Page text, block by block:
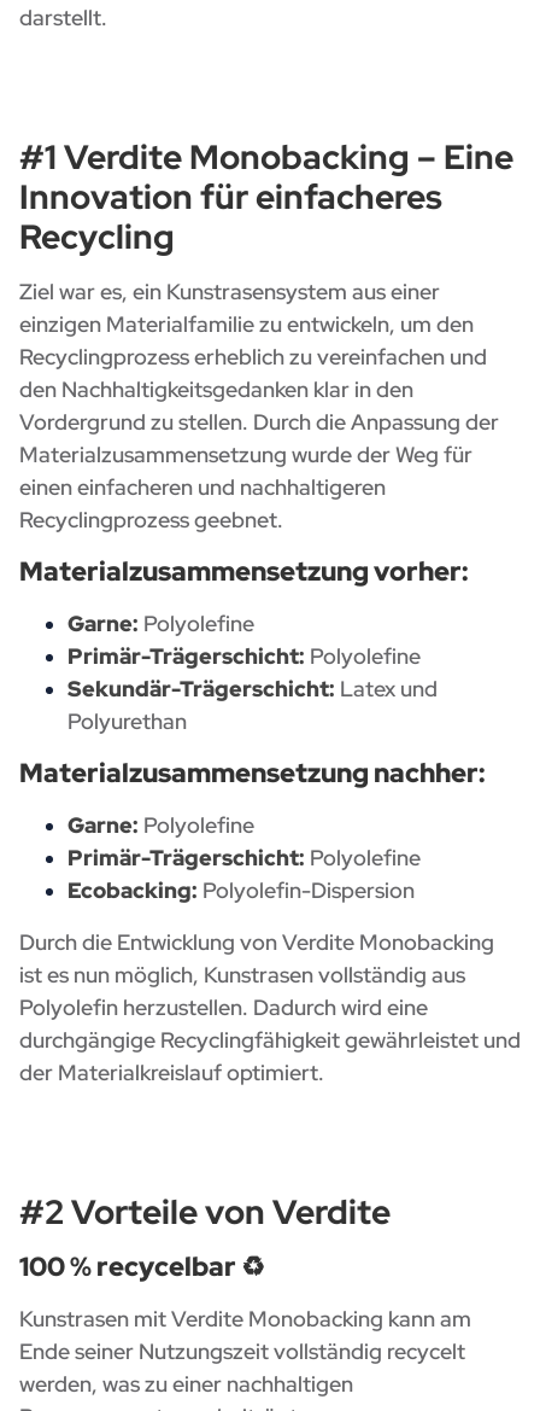
darstellt.
#1 Verdite Monobacking – Eine
Innovation für einfacheres
Recycling
Ziel war es, ein Kunstrasensystem aus einer
einzigen Materialfamilie zu entwickeln, um den
Recyclingprozess erheblich zu vereinfachen und
den Nachhaltigkeitsgedanken klar in den
Vordergrund zu stellen. Durch die Anpassung der
Materialzusammensetzung wurde der Weg für
einen einfacheren und nachhaltigeren
Recyclingprozess geebnet.
Materialzusammensetzung vorher:
Garne: Polyolefine
Primär-Trägerschicht: Polyolefine
Sekundär-Trägerschicht: Latex und
Polyurethan
Materialzusammensetzung nachher:
Garne: Polyolefine
Primär-Trägerschicht: Polyolefine
Ecobacking: Polyolefin-Dispersion
Durch die Entwicklung von Verdite Monobacking
ist es nun möglich, Kunstrasen vollständig aus
Polyolefin herzustellen. Dadurch wird eine
durchgängige Recyclingfähigkeit gewährleistet und
der Materialkreislauf optimiert.
#2 Vorteile von Verdite
100 % recycelbar ♻️
Kunstrasen mit Verdite Monobacking kann am
Ende seiner Nutzungszeit vollständig recycelt
werden, was zu einer nachhaltigen